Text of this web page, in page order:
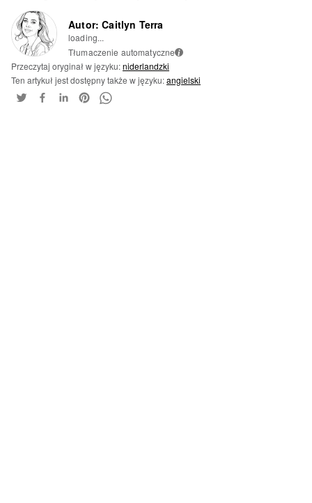
Autor: Caitlyn Terra
loading...
Tłumaczenie automatyczne i
Przeczytaj oryginał w języku:niderlandzki
Ten artykuł jest dostępny także w języku:angielski